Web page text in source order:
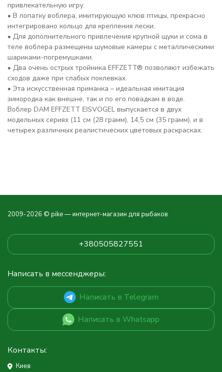
привлекательную игру.
• В лопатку воблера, имитирующую клюв птицы, прекрасно
интегрировано кольцо для крепления лески.
• Для дополнительного привлечения крупной щуки и сома в
теле воблера размещены шумовые камеры с металлическими
шариками-погремушками.
• Два очень острых тройника EFFZETT® позволяют избежать
сходов даже при слабых поклевках.
• Эта искусственная приманка – идеальная имитация
зимородка как внешне, так и по его повадкам в воде.
Воблер DAM EFFZETT EISVOGEL выпускается в двух
модельных сериях (11 см (28 грамм), 14,5 см (35 грамм), и в
четырех различных реалистических цветовых раскрасках.
2009-2026 © pike — интернет-магазин для рыбаков
+380505827551
Написать в мессенджеры:
Написать в Telegram
Написать в Whatsapp
Контакты:
Киев